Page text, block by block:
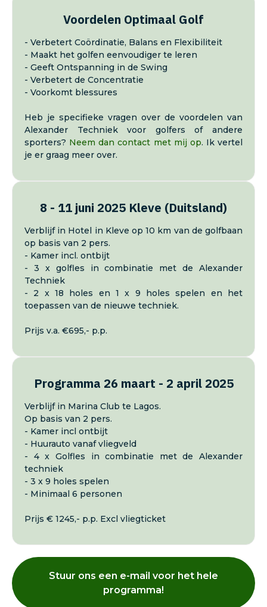
Voordelen Optimaal Golf
- Verbetert Coördinatie, Balans en Flexibiliteit
- Maakt het golfen eenvoudiger te leren
- Geeft Ontspanning in de Swing
- Verbetert de Concentratie
- Voorkomt blessures
Heb je specifieke vragen over de voordelen van
Alexander Techniek voor golfers of andere
sporters? Neem dan contact met mij op. Ik vertel
je er graag meer over.
8 - 11 juni 2025 Kleve (Duitsland)
Verblijf in Hotel in Kleve op 10 km van de golfbaan
op basis van 2 pers.
- Kamer incl. ontbijt
- 3 x golfles in combinatie met de Alexander
Techniek
- 2 x 18 holes en 1 x 9 holes spelen en het
toepassen van de nieuwe techniek.
Prijs v.a. €695,- p.p.
Programma 26 maart - 2 april 2025
Verblijf in Marina Club te Lagos.
Op basis van 2 pers.
- Kamer incl ontbijt
- Huurauto vanaf vliegveld
- 4 x Golfles in combinatie met de Alexander
techniek
- 3 x 9 holes spelen
- Minimaal 6 personen
Prijs € 1245,- p.p. Excl vliegticket
Stuur ons een e-mail voor het hele
programma!